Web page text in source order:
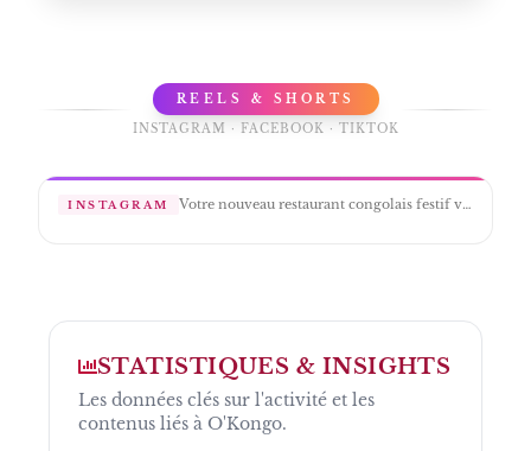
REELS & SHORTS
INSTAGRAM · FACEBOOK · TIKTOK
INSTAGRAM Votre nouveau restaurant congolais festif vous attend tous les jeudis pour l' AFTERWORK OKONGO à partir de 19h30.
STATISTIQUES & INSIGHTS
Les données clés sur l'activité et les
contenus liés à O'Kongo.